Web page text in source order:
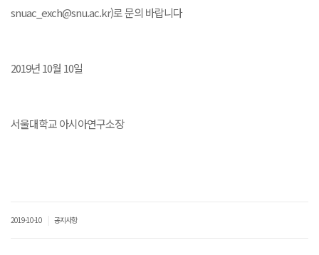
snuac_exch@snu.ac.kr)로 문의 바랍니다
2019년 10월 10일
서울대학교 아시아연구소장
2019-10-10 공지사항